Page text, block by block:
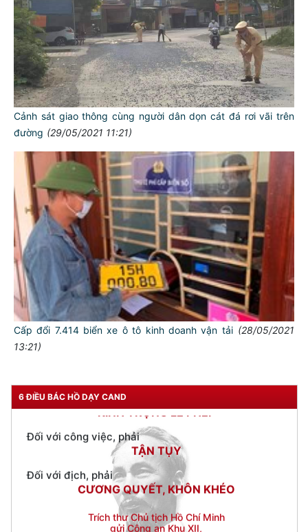
Cảnh sát giao thông cùng người dân dọn cát đá rơi vãi trên
đường (29/05/2021 11:21)
Cấp đổi 7.414 biển xe ô tô kinh doanh vận tải (28/05/2021
13:21)
6 ĐIỀU BÁC HỒ DẠY CAND
TƯ CÁCH
NGƯỜI CÔNG AN CÁCH MỆNH LÀ:
Đối với tự mình, phải
CẦN, KIỆM, LIÊM, CHÍNH
Đối với đồng sự, phải
THÂN ÁI GIÚP ĐỠ
Đối với chính phủ, phải
TUYỆT ĐỐI TRUNG THÀNH
Đối với công việc, phải
TẬN TỤY
Đối với địch, phải
CƯƠNG QUYẾT, KHÔN KHÉO
Trích thư Chủ tịch Hồ Chí Minh
gửi Công an Khu XII,
ngày 11 tháng 3 năm 1948.